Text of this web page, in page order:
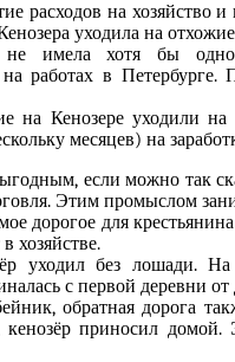
расходов на хозяйство
уходила на
не имела хотя бы
на работах в
на Кенозере уходили на
месяцев) на
если можно так
Этим промыслом
дорогое для
хозяйстве.
уходил без лошади.
с первой деревни от
обратная дорога
кенозёр приносил